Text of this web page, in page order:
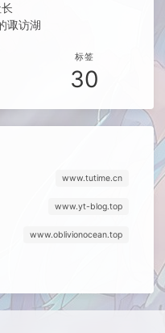
诹访湖
标签
30
www.tutime.cn
www.yt-blog.top
www.oblivionocean.top